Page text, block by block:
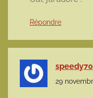
Répondre
speedy70
29